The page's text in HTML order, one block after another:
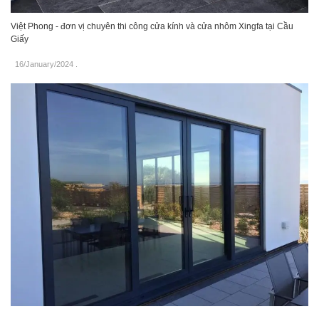
Việt Phong - đơn vị chuyên thi công cửa kính và cửa nhôm Xingfa tại Cầu
Giấy
16/January/2024